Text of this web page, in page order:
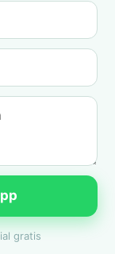
gratis